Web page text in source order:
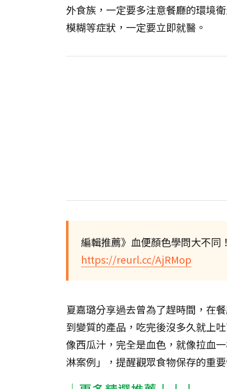
外食族，一定要多注意餐廳的環境
模糊等症狀，一定要立即就醫。
編輯推薦》血便顏色學問大不同
https://reurl.cc/AjRMop
夏嘉璐分享過去曾為了趕時間，在
到變質的產品，吃完後沒多久就上
像西瓜汁，完全是血色，就像拉血
淋案例」，提醒觀眾食物保存的重要